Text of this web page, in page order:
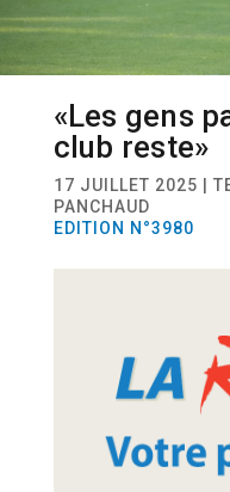
«Les gens
club reste»
17 JUILLET 2025 |
PANCHAUD
EDITION N°3980